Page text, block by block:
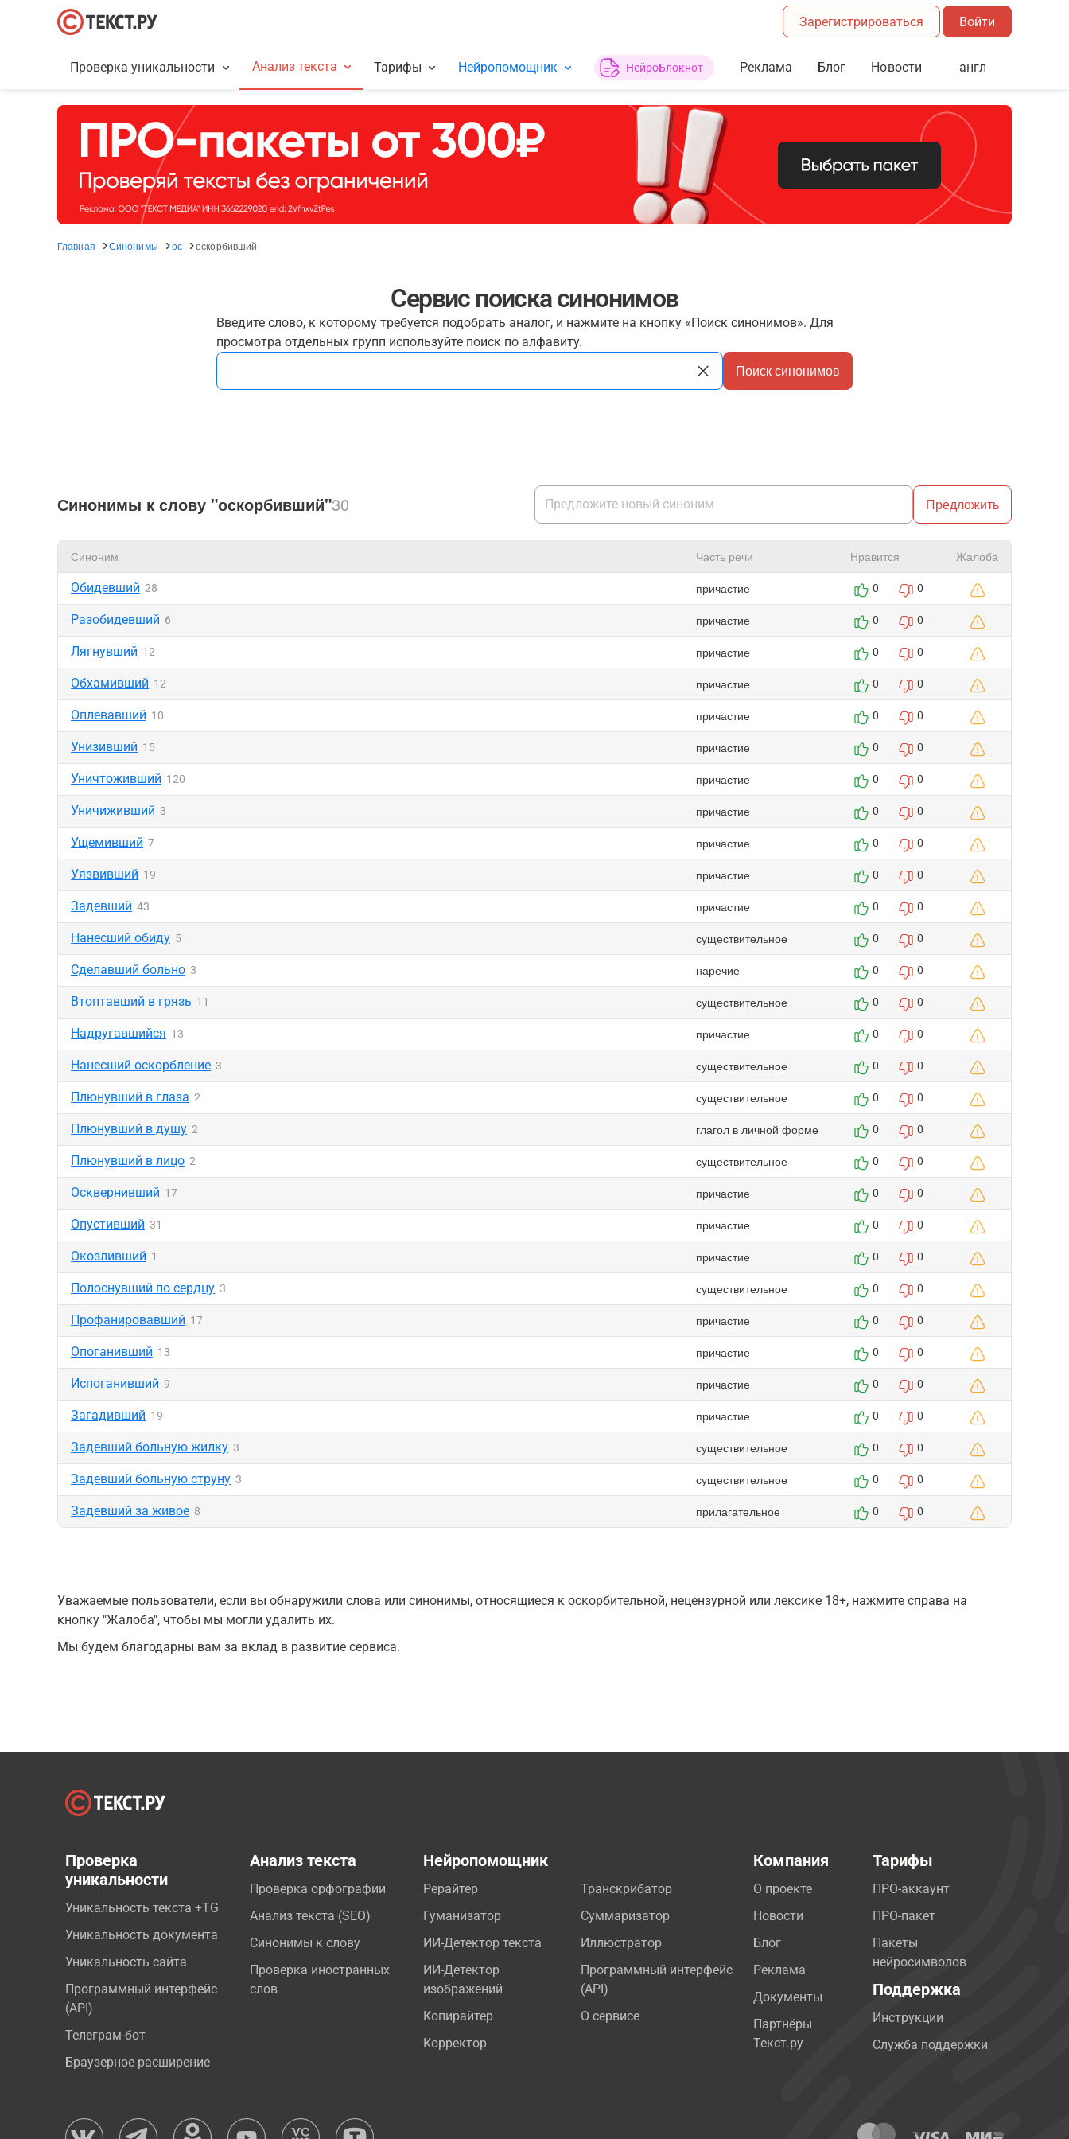
Зарегистрироваться Войти
Проверка уникальности Анализ текста Тарифы Нейропомощник НейроБлокнот Реклама Блог Новости англ
Главная Синонимы ос оскорбивший
Сервис поиска синонимов
Введите слово, к которому требуется подобрать аналог, и нажмите на кнопку «Поиск синонимов». Для
просмотра отдельных групп используйте поиск по алфавиту.
Поиск синонимов
Синонимы к слову "оскорбивший"30 Предложить
Синоним Часть речи Нравится Жалоба
Обидевший 28 причастие 0 0
Разобидевший 6 причастие 0 0
Лягнувший 12 причастие 0 0
Обхамивший 12 причастие 0 0
Оплевавший 10 причастие 0 0
Унизивший 15 причастие 0 0
Уничтоживший 120 причастие 0 0
Уничиживший 3 причастие 0 0
Ущемивший 7 причастие 0 0
Уязвивший 19 причастие 0 0
Задевший 43 причастие 0 0
Нанесший обиду 5 существительное 0 0
Сделавший больно 3 наречие 0 0
Втоптавший в грязь 11 существительное 0 0
Надругавшийся 13 причастие 0 0
Нанесший оскорбление 3 существительное 0 0
Плюнувший в глаза 2 существительное 0 0
Плюнувший в душу 2 глагол в личной форме 0 0
Плюнувший в лицо 2 существительное 0 0
Осквернивший 17 причастие 0 0
Опустивший 31 причастие 0 0
Окозливший 1 причастие 0 0
Полоснувший по сердцу 3 существительное 0 0
Профанировавший 17 причастие 0 0
Опоганивший 13 причастие 0 0
Испоганивший 9 причастие 0 0
Загадивший 19 причастие 0 0
Задевший больную жилку 3 существительное 0 0
Задевший больную струну 3 существительное 0 0
Задевший за живое 8 прилагательное 0 0
Уважаемые пользователи, если вы обнаружили слова или синонимы, относящиеся к оскорбительной, нецензурной или лексике 18+, нажмите справа на
кнопку "Жалоба", чтобы мы могли удалить их.
Мы будем благодарны вам за вклад в развитие сервиса.
Проверка
уникальности
Уникальность текста +TG
Уникальность документа
Уникальность сайта
Программный интерфейс
(API)
Телеграм-бот
Браузерное расширение
Анализ текста
Проверка орфографии
Анализ текста (SEO)
Синонимы к слову
Проверка иностранных
слов
Нейропомощник
Рерайтер
Гуманизатор
ИИ-Детектор текста
ИИ-Детектор
изображений
Копирайтер
Корректор
Транскрибатор
Суммаризатор
Иллюстратор
Программный интерфейс
(API)
О сервисе
Компания
О проекте
Новости
Блог
Реклама
Документы
Партнёры
Текст.ру
Тарифы
ПРО-аккаунт
ПРО-пакет
Пакеты
нейросимволов
Поддержка
Инструкции
Служба поддержки